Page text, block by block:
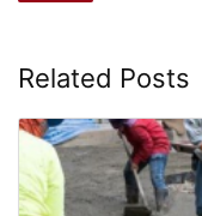
Related Posts